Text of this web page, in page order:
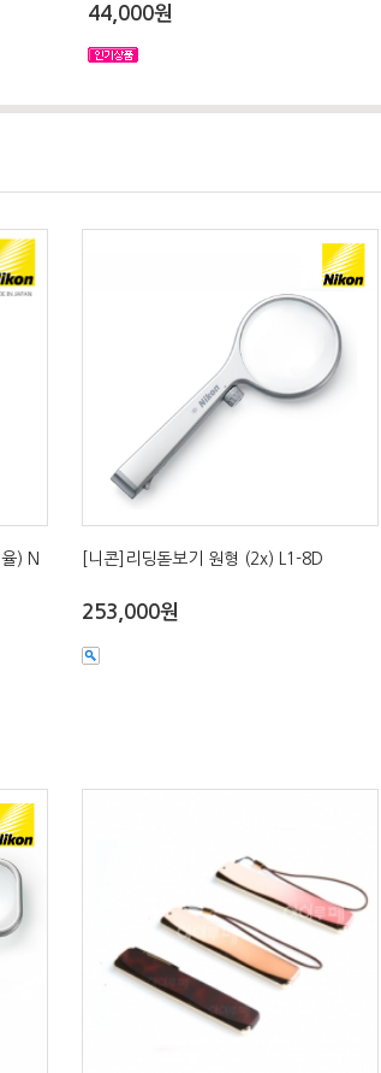
44,000원
) N
[니콘]리딩돋보기 원형 (2x) L1-8D
253,000원